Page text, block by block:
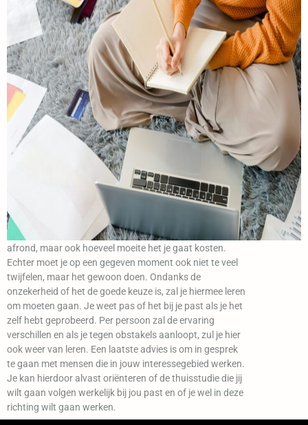
Belangrijk advies over thuisstudie
Ondanks enkele nadelen zitten er vooral veel voordelen
aan thuisstudie. Het is belangrijk om er eerst goed over
na te denken of dit wel echt bij jou past. Je kan
overwegen wat het jou gaat brengen als je deze studie
afrond, maar ook hoeveel moeite het je gaat kosten.
Echter moet je op een gegeven moment ook niet te veel
twijfelen, maar het gewoon doen. Ondanks de
onzekerheid of het de goede keuze is, zal je hiermee leren
om moeten gaan. Je weet pas of het bij je past als je het
zelf hebt geprobeerd. Per persoon zal de ervaring
verschillen en als je tegen obstakels aanloopt, zul je hier
ook weer van leren. Een laatste advies is om in gesprek
te gaan met mensen die in jouw interessegebied werken.
Je kan hierdoor alvast oriënteren of de thuisstudie die jij
wilt gaan volgen werkelijk bij jou past en of je wel in deze
richting wilt gaan werken.